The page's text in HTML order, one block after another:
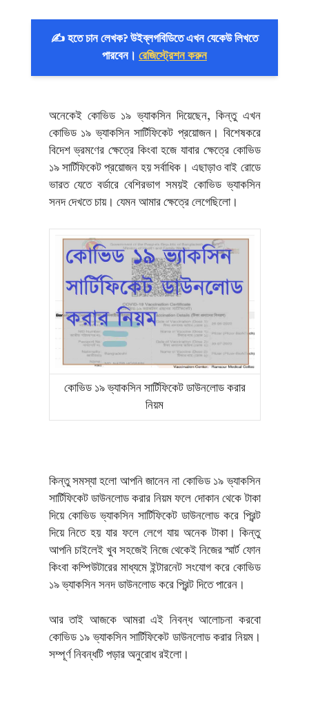
✍️ হতে চান লেখক? উইব্লগবিডিতে এখন যেকেউ লিখতে
পারবেন। রেজিস্ট্রেশন করুন
অনেকেই কোভিড ১৯ ভ্যাকসিন দিয়েছেন, কিন্তু এখন
কোভিড ১৯ ভ্যাকসিন সার্টিফিকেট প্রয়োজন। বিশেষকরে
বিদেশ ভ্রমণের ক্ষেত্রে কিংবা হজে যাবার ক্ষেত্রে কোভিড
১৯ সার্টিফিকেট প্রয়োজন হয় সর্বাধিক। এছাড়াও বাই রোডে
ভারত যেতে বর্ডারে বেশিরভাগ সময়ই কোভিড ভ্যাকসিন
সনদ দেখতে চায়। যেমন আমার ক্ষেত্রে লেগেছিলো।
কোভিড ১৯ ভ্যাকসিন সার্টিফিকেট ডাউনলোড করার
নিয়ম
কিন্তু সমস্যা হলো আপনি জানেন না কোভিড ১৯ ভ্যাকসিন
সার্টিফিকেট ডাউনলোড করার নিয়ম ফলে দোকান থেকে টাকা
দিয়ে কোভিড ভ্যাকসিন সার্টিফিকেট ডাউনলোড করে প্রিন্ট
দিয়ে নিতে হয় যার ফলে লেগে যায় অনেক টাকা। কিন্তু
আপনি চাইলেই খুব সহজেই নিজে থেকেই নিজের স্মার্ট ফোন
কিংবা কম্পিউটারের মাধ্যমে ইন্টারনেট সংযোগ করে কোভিড
১৯ ভ্যাকসিন সনদ ডাউনলোড করে প্রিন্ট দিতে পারেন।
আর তাই আজকে আমরা এই নিবন্ধ আলোচনা করবো
কোভিড ১৯ ভ্যাকসিন সার্টিফিকেট ডাউনলোড করার নিয়ম।
সম্পূর্ণ নিবন্ধটি পড়ার অনুরোধ রইলো।